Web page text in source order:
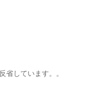
省しています。。